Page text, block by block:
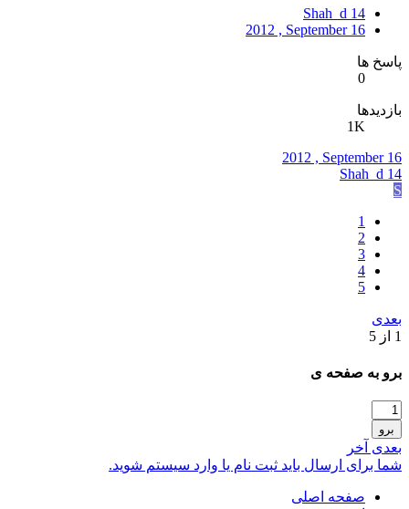
Shah_d 14
2012 , September 16
پاسخ ها
0
بازدیدها
1K
2012 , September 16
Shah_d 14
S
1
2
3
4
5
بعدی
1 از 5
برو به صفحه ی
برو
بعدی آخر
شما برای ارسال باید ثبت نام یا وارد سیستم شوید.
صفحه اصلی